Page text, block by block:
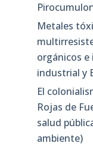
Metales
orgánicos
industrial y
El
Rojas de
salud
ambiente)